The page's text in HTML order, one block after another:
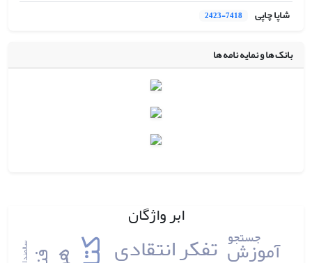
شاپا چاپی
2423-7418
بانک ها و نمایه نامه ها
ابر واژگان
تفکر انتقادی آموزش
جستجو
سالمندان